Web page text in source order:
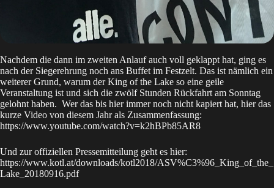
Nachdem die dann im zweiten Anlauf auch voll geklappt hat, ging es
nach der Siegerehrung noch ans Buffet im Festzelt. Das ist nämlich ein
weiterer Grund, warum der King of the Lake so eine geile
Veranstaltung ist und sich die zwölf Stunden Rückfahrt am Sonntag
gelohnt haben. Wer das bis hier immer noch nicht kapiert hat, hier das
kurze Video von diesem Jahr als Zusammenfassung:
https://www.youtube.com/watch?v=k2hBPb85AR8
Und zur offiziellen Pressemitteilung geht es hier:
https://www.kotl.at/downloads/kotl2018/ASV%C3%96_King_of_the_
Lake_20180916.pdf